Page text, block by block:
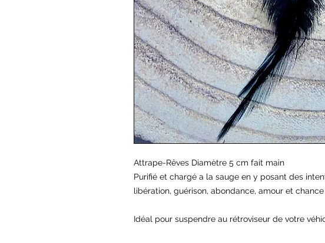
Attrape-Rêves Diamètre 5 cm fait main
Purifié et chargé a la sauge en y posant des
libération, guérison, abondance, amour et chance
Idéal pour suspendre au rétroviseur de votre